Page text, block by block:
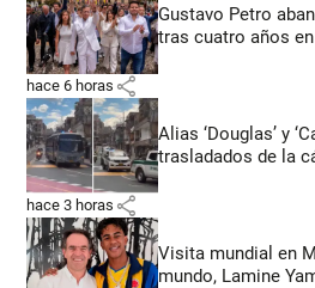
Gustavo Petro
tras cuatro años
hace 6 horas share
Alias ‘Douglas’ y
trasladados de la
hace 3 horas share
Visita mundial en
mundo, Lamine